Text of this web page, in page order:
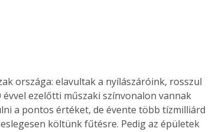
országa: elavultak a nyílászáróink, rosszul
ezelőtti műszaki színvonalon vannak
a pontos értéket, de évente több tízmilliárd
költünk fűtésre. Pedig az épületek